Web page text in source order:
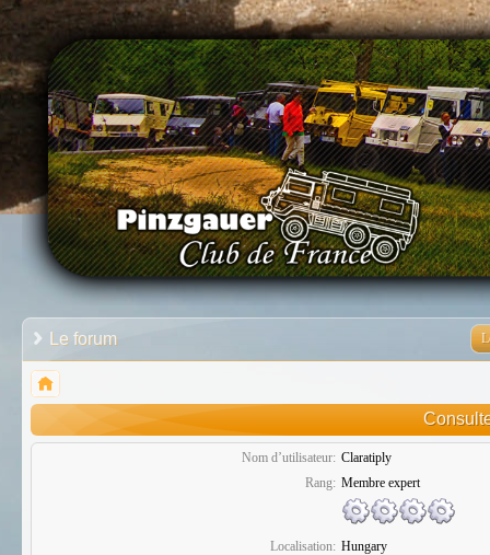
Le forum
Nom d’utilisateur: Claratiply
Rang: Membre expert
Localisation: Hungary